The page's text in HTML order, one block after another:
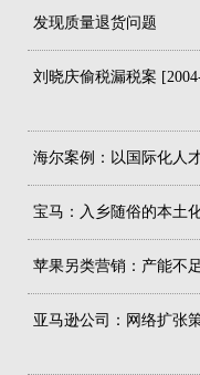
发现质量退货问题
刘晓庆偷税漏税案
海尔案例：以国际化人
宝马：入乡随俗的本土
苹果另类营销：产能不
亚马逊公司：网络扩张